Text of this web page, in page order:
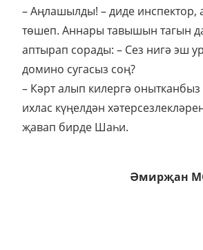
– Аңлашылды! – диде инспектор,
төшеп. Аннары тавышын тагын
аптырап сорады: – Сез нигә эш
домино сугасыз соң?
– Кәрт алып килергә
ихлас күңелдән
җавап бирде Шаһи.
Әмирҗан